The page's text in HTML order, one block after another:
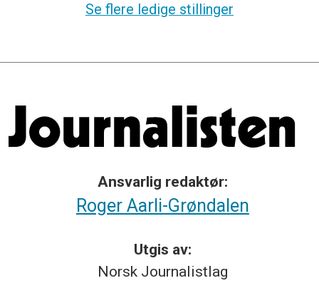
Se flere ledige stillinger
Ansvarlig redaktør:
Roger Aarli-Grøndalen
Utgis av:
Norsk Journalistlag